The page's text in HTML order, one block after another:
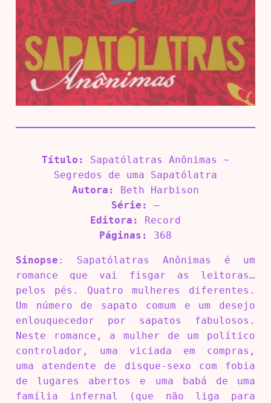
Título:
Sapatólatras Anônimas ~
Segredos de uma Sapatólatra
Autora:
Beth Harbison
Série:
–
Editora:
Record
Páginas:
368
Sinopse : Sapatólatras Anônimas é um
romance que vai fisgar as leitoras…
pelos pés. Quatro mulheres diferentes.
Um número de sapato comum e um desejo
enlouquecedor por sapatos fabulosos.
Neste romance, a mulher de um político
controlador, uma viciada em compras,
uma atendente de disque-sexo com fobia
de lugares abertos e uma babá de uma
família infernal (que não liga para